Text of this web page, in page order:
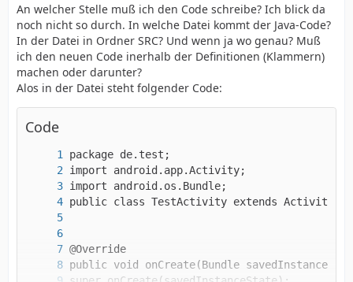
An welcher Stelle muß ich den Code schreibe? Ich blick da
noch nicht so durch. In welche Datei kommt der Java-Code?
In der Datei in Ordner SRC? Und wenn ja wo genau? Muß
ich den neuen Code inerhalb der Definitionen (Klammern)
machen oder darunter?
Alos in der Datei steht folgender Code:
Code